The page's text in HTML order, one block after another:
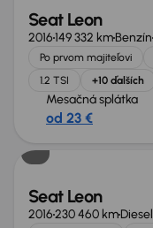
Seat Leon
2016149 332 kmBenzín
Po prvom majiteľovi
1.2 TSI
+10 ďalších
Mesačná splátka
od 23 €
Seat Leon
2016230 460 kmDiesel